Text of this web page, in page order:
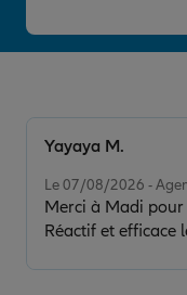
Le 07/08/2026 -
Merci à Madi pour
Réactif et efficace
Yayaya M.